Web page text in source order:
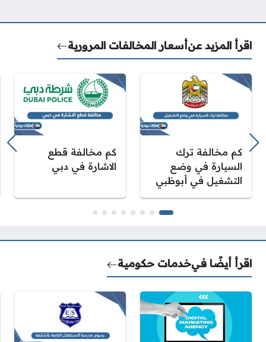
اقرأ المزيد عنأسعار المخالفات المرورية
كم مخالفة ترك
السيارة في وضع
التشغيل في أبوظبي
كم مخالفة قطع
الاشارة في دبي
اقرأ أيضًا فيخدمات حكومية